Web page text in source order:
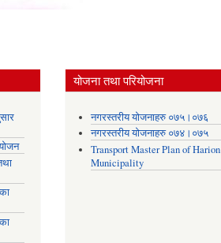
योजना तथा परियोजना
नगरस्तरीय योजनाहरु ०७५।०७६
नगरस्तरीय योजनाहरु ०७४।०७५
Transport Master Plan of Harion
Municipality